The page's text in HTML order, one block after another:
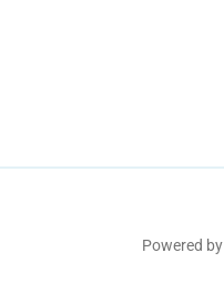
Powered by